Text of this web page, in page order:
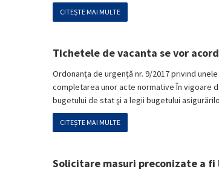
CITEȘTE MAI MULTE
Tichetele de vacanta se vor
Ordonanţa de urgenţă nr. 9/2017 privind
completarea unor acte normative În vigoare
bugetului de stat şi a legii bugetului
CITEȘTE MAI MULTE
Solicitare masuri preconizate a